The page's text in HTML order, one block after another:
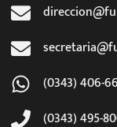
(0343) 406-
(0343) 495-